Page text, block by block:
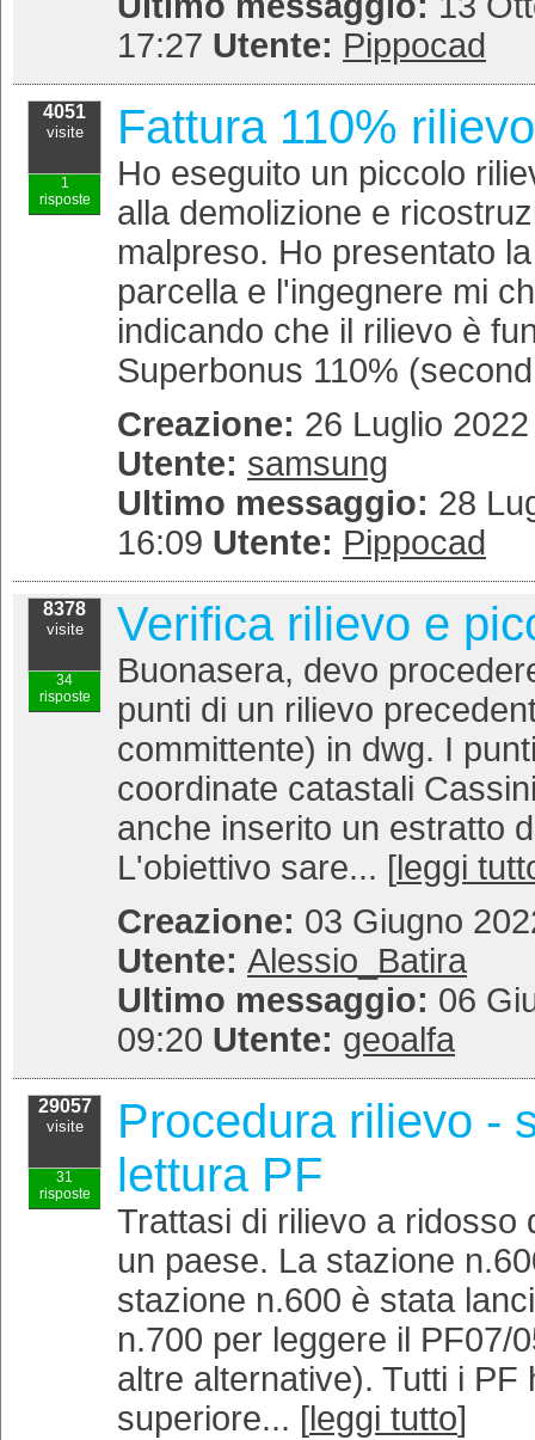
17:27 Utente: Pippocad
4051
visite
1
risposte
Fattura 110%
Ho eseguito un piccolo
alla demolizione e
malpreso. Ho presentato
parcella e l'ingegnere mi
indicando che il rilievo è
Superbonus 110%
Creazione: 26 Luglio
Utente: samsung
Ultimo messaggio: 28
16:09 Utente: Pippocad
8378
visite
34
risposte
Verifica rilievo e
Buonasera, devo
punti di un rilievo
committente) in dwg. I
coordinate catastali
anche inserito un estratto
L'obiettivo sare... [ leggi
Creazione: 03 Giugno
Utente: Alessio_Batira
Ultimo messaggio: 06
09:20 Utente: geoalfa
29057
visite
31
risposte
Procedura rilievo -
lettura PF
Trattasi di rilievo a ridosso
un paese. La stazione
stazione n.600 è stata
n.700 per leggere il PF07/
altre alternative). Tutti i PF
superiore... [ leggi tutto]